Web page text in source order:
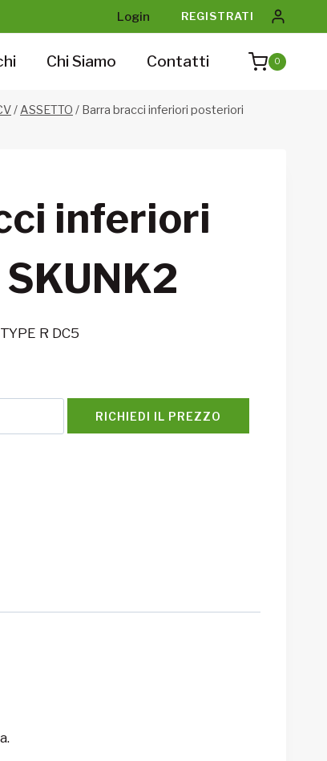
Login REGISTRATI
Chi Siamo Contatti 0
/ASSETTO / Barra bracci inferiori posteriori
inferiori
R DC5
RICHIEDI IL PREZZO